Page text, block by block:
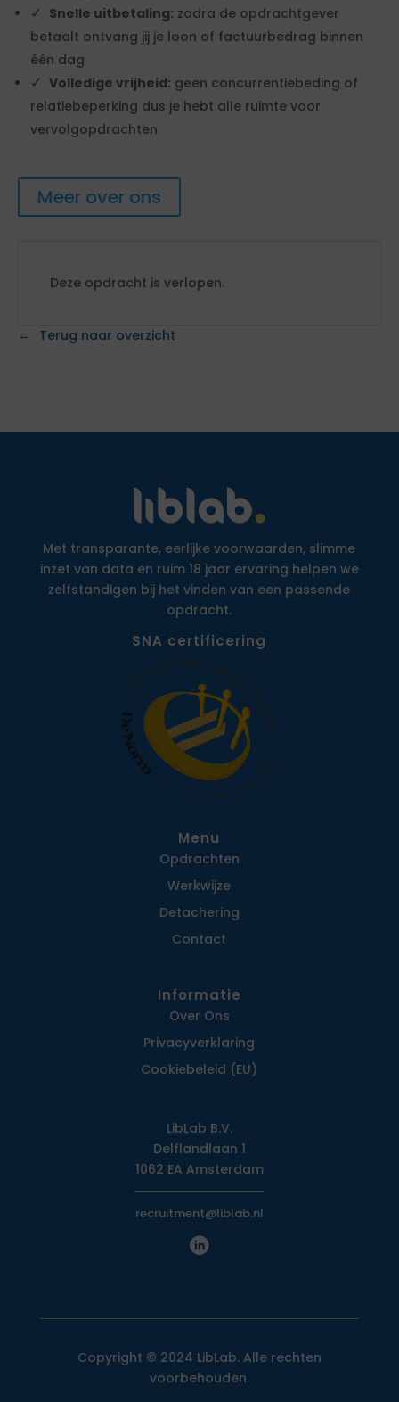
Snelle uitbetaling: zodra de opdrachtgever
betaalt ontvang jij je loon of factuurbedrag binnen
één dag
Volledige vrijheid: geen concurrentiebeding of
relatiebeperking dus je hebt alle ruimte voor
vervolgopdrachten
Meer over ons
Deze opdracht is verlopen.
Terug naar overzicht
Met transparante, eerlijke voorwaarden, slimme
inzet van data en ruim 18 jaar ervaring helpen we
zelfstandigen bij het vinden van een passende
opdracht.
SNA certificering
Menu
Opdrachten
Werkwijze
Detachering
Contact
Informatie
Over Ons
Privacy­verklaring
Cookiebeleid (EU)
LibLab B.V.
Delflandlaan 1
1062 EA Amsterdam
recruitment@liblab.nl
Copyright © 2024 LibLab. Alle rechten
voorbehouden.